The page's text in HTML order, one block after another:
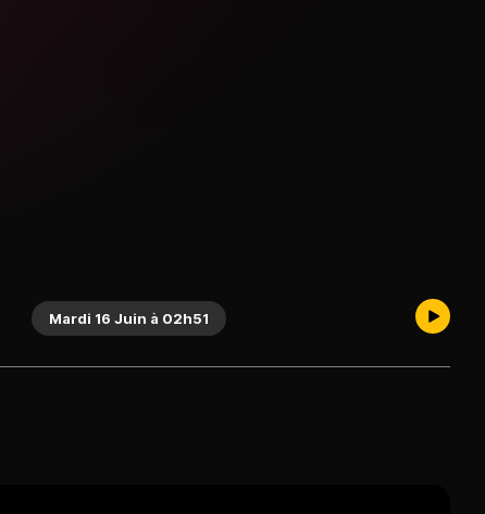
Mardi 16 Juin à 02h51